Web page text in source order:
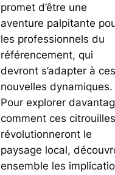
promet d’être une
aventure palpitante
les professionnels du
référencement, qui
devront s’adapter à ces
nouvelles dynamiques.
Pour explorer
comment ces citrouilles
révolutionneront le
paysage local,
ensemble les